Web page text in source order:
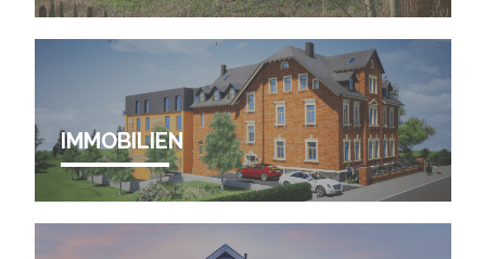
IMMOBILIEN